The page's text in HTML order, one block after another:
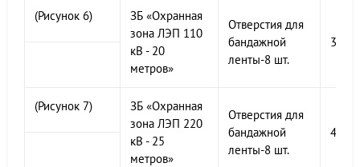
(Рисунок 6)
ЗБ «Охранная
зона ЛЭП 110
кВ - 20
метров»
Отверстия для
бандажной
ленты-8 шт.
(Рисунок 7)
ЗБ «Охранная
зона ЛЭП 220
кВ - 25
метров»
Отверстия для
бандажной
ленты-8 шт.